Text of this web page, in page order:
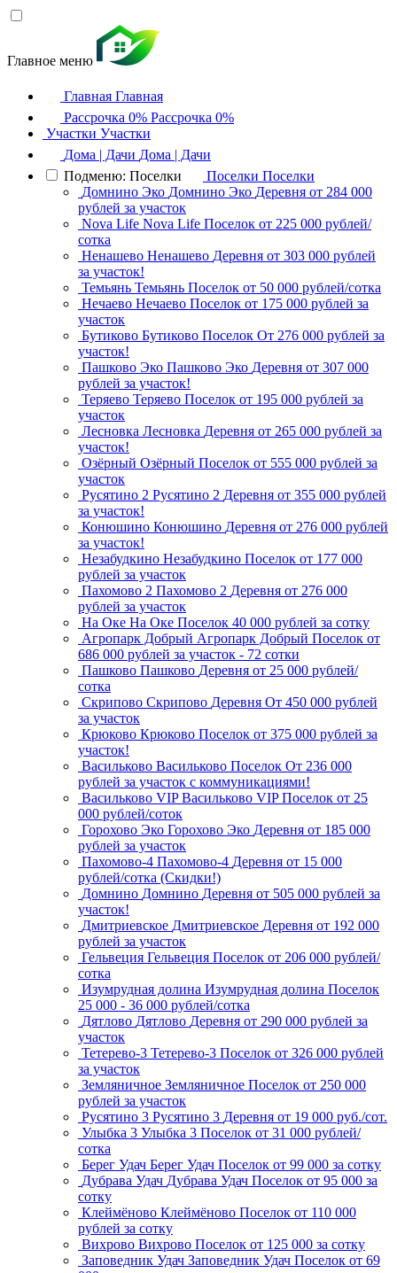
Главное меню
Главная Главная
Рассрочка 0% Рассрочка 0%
Участки Участки
Дома | Дачи Дома | Дачи
Подменю: Поселки
Поселки Поселки
Домнино Эко Домнино Эко Деревня от 284 000
рублей за участок
Nova Life Nova Life Поселок от 225 000 рублей/
сотка
Ненашево Ненашево Деревня от 303 000 рублей
за участок!
Темьянь Темьянь Поселок от 50 000 рублей/сотка
Нечаево Нечаево Поселок от 175 000 рублей за
участок
Бутиково Бутиково Поселок От 276 000 рублей за
участок!
Пашково Эко Пашково Эко Деревня от 307 000
рублей за участок!
Теряево Теряево Поселок от 195 000 рублей за
участок
Лесновка Лесновка Деревня от 265 000 рублей за
участок!
Озёрный Озёрный Поселок от 555 000 рублей за
участок
Русятино 2 Русятино 2 Деревня от 355 000 рублей
за участок!
Конюшино Конюшино Деревня от 276 000 рублей
за участок!
Незабудкино Незабудкино Поселок от 177 000
рублей за участок
Пахомово 2 Пахомово 2 Деревня от 276 000
рублей за участок
На Оке На Оке Поселок 40 000 рублей за сотку
Агропарк Добрый Агропарк Добрый Поселок от
686 000 рублей за участок - 72 сотки
Пашково Пашково Деревня от 25 000 рублей/
сотка
Скрипово Скрипово Деревня От 450 000 рублей
за участок
Крюково Крюково Поселок от 375 000 рублей за
участок!
Васильково Васильково Поселок От 236 000
рублей за участок с коммуникациями!
Васильково VIP Васильково VIP Поселок от 25
000 рублей/соток
Горохово Эко Горохово Эко Деревня от 185 000
рублей за участок
Пахомово-4 Пахомово-4 Деревня от 15 000
рублей/сотка (Скидки!)
Домнино Домнино Деревня от 505 000 рублей за
участок!
Дмитриевское Дмитриевское Деревня от 192 000
рублей за участок
Гельвеция Гельвеция Поселок от 206 000 рублей/
сотка
Изумрудная долина Изумрудная долина Поселок
25 000 - 36 000 рублей/сотка
Дятлово Дятлово Деревня от 290 000 рублей за
участок
Тетерево-3 Тетерево-3 Поселок от 326 000 рублей
за участок
Земляничное Земляничное Поселок от 250 000
рублей за участок
Русятино 3 Русятино 3 Деревня от 19 000 руб./сот.
Улыбка 3 Улыбка 3 Поселок от 31 000 рублей/
сотка
Берег Удач Берег Удач Поселок от 99 000 за сотку
Дубрава Удач Дубрава Удач Поселок от 95 000 за
сотку
Клеймёново Клеймёново Поселок от 110 000
рублей за сотку
Вихрово Вихрово Поселок от 125 000 за сотку
Заповедник Удач Заповедник Удач Поселок от 69